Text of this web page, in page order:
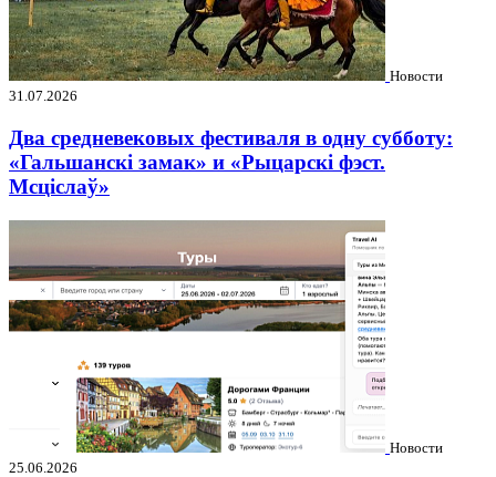
Новости
31.07.2026
Два средневековых фестиваля в одну субботу:
«Гальшанскі замак» и «Рыцарскі фэст.
Мсціслаў»
Новости
25.06.2026